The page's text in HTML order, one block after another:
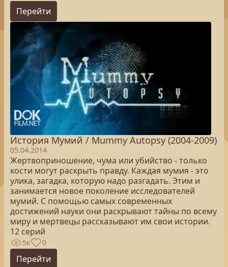
Перейти
История Мумий / Mummy Autopsy (2004-2009)
05.04.2014
Жертвоприношение, чума или убийство - только
кости могут раскрыть правду. Каждая мумия - это
улика, загадка, которую надо разгадать. Этим и
занимается новое поколение исследователей
мумий. С помощью самых современных
достижений науки они раскрывают тайны по всему
миру и мертвецы рассказывают им свои истории.
12 серий
5к 0
Перейти